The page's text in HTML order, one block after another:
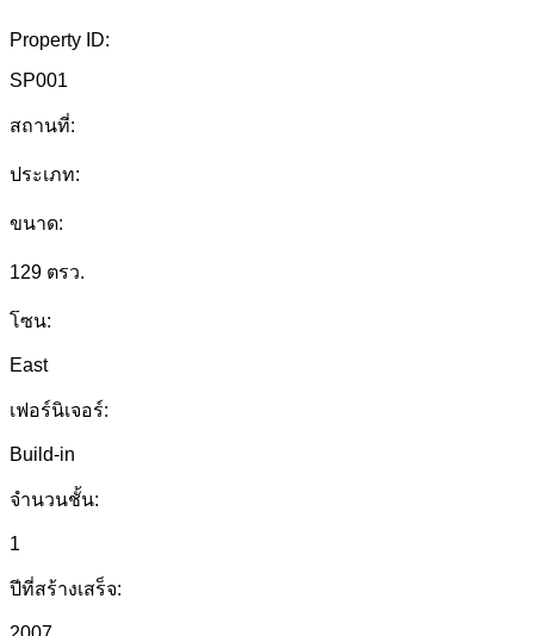
Property ID:
SP001
สถานที่:
ประเภท:
ขนาด:
129 ตรว.
โซน:
East
เฟอร์นิเจอร์:
Build-in
จำนวนชั้น:
1
ปีที่สร้างเสร็จ: